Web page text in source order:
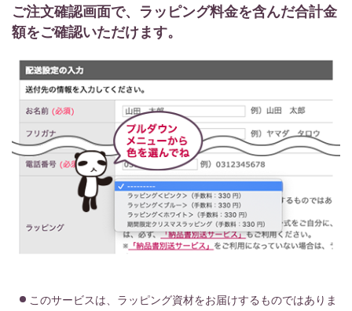
ご注文確認画面で、ラッピング料金を含んだ合計金
額をご確認いただけます。
このサービスは、ラッピング資材をお届けするものではありま